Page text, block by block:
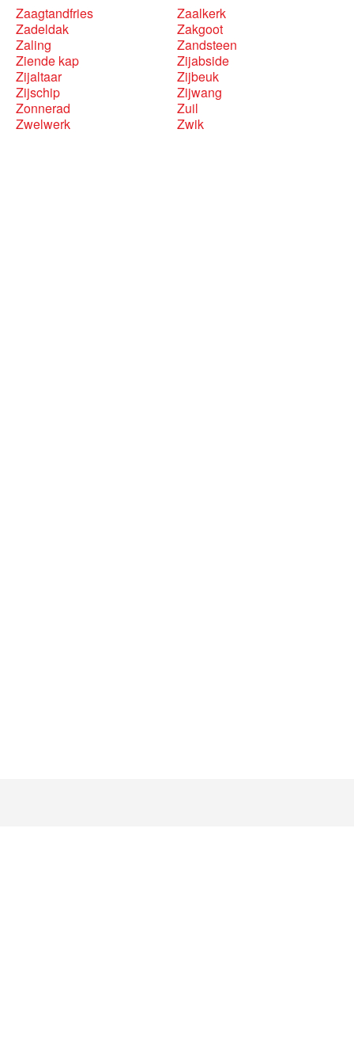
Zaagtandfries
Zaalkerk
Zadeldak
Zakgoot
Zaling
Zandsteen
Ziende kap
Zijabside
Zijaltaar
Zijbeuk
Zijschip
Zijwang
Zonnerad
Zuil
Zwelwerk
Zwik